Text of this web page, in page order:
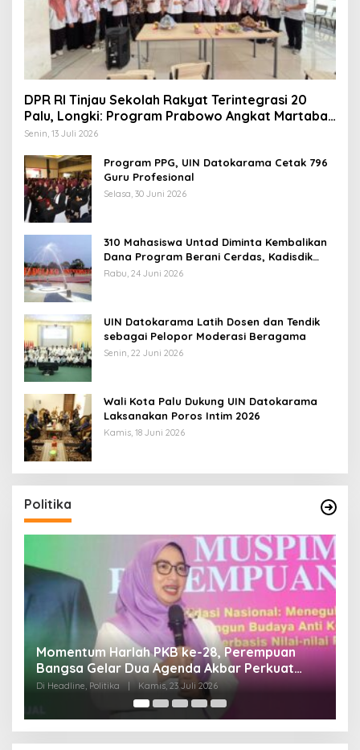
DPR RI Tinjau Sekolah Rakyat Terintegrasi 20
Palu, Longki: Program Prabowo Angkat Martabat
Anak Miskin
Senin, 13 Juli 2026
Program PPG, UIN Datokarama Cetak 796
Guru Profesional
Selasa, 30 Juni 2026
310 Mahasiswa Untad Diminta Kembalikan
Dana Program Berani Cerdas, Kadisdik
Sulteng: Tidak Boleh Terima Beasiswa
Rabu, 24 Juni 2026
UIN Datokarama Latih Dosen dan Tendik
sebagai Pelopor Moderasi Beragama
Senin, 22 Juni 2026
Wali Kota Palu Dukung UIN Datokarama
Laksanakan Poros Intim 2026
Kamis, 18 Juni 2026
Politika
Di Pelantikan PAN Sulteng, Gubernur Anwar
Hafid Ajak Sinergi Optimalkan Potensi Daerah
Di Headline, Politika | Minggu, 5 Juli 2026